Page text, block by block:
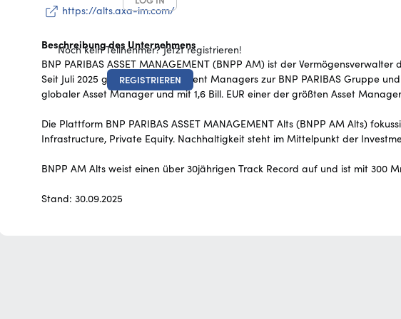
Noch kein Teilnehmer? Jetzt registrieren!
REGISTRIEREN
https://alts.axa-im.com/
Beschreibung des Unternehmens
BNP PARIBAS ASSET MANAGEMENT (BNPP AM) ist der
Seit Juli 2025 gehört AXA Investment Managers zur BNP PARIBAS Gruppe
globaler Asset Manager und mit 1,6 Bill. EUR einer der größten Asset
Die Plattform BNP PARIBAS ASSET MANAGEMENT Alts (BNPP AM Alts)
Infrastructure, Private Equity. Nachhaltigkeit steht im Mittelpunkt der
BNPP AM Alts weist einen über 30jährigen Track Record auf und ist mit 300
Stand: 30.09.2025